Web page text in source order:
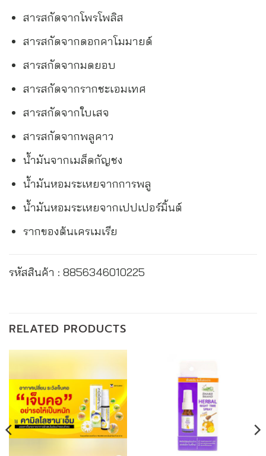
สารสกัดจากโพรโพลิส
สารสกัดจากดอกคาโมมายด์
สารสกัดจากมดยอบ
สารสกัดจากรากชะเอมเทศ
สารสกัดจากใบเสจ
สารสกัดจากพลูคาว
น้ำมันจากเมล็ดกัญชง
น้ำมันหอมระเหยจากการพลู
น้ำมันหอมระเหยจากเปปเปอร์มิ้นต์
รากของต้นเครเมเรีย
รหัสสินค้า : 8856346010225
RELATED PRODUCTS